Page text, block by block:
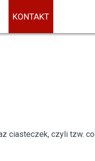
KONTAKT
ciasteczek, czyli tzw.